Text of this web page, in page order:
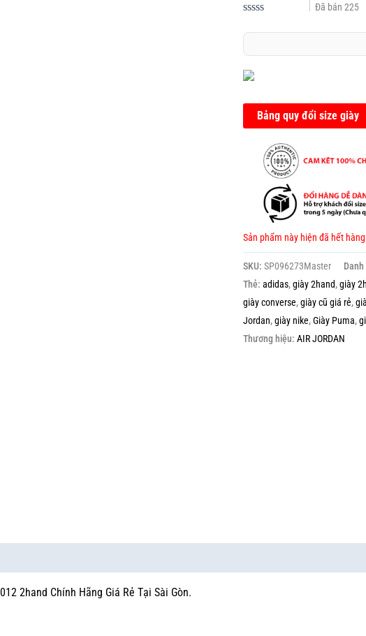
xếp
0.0
5
sao
Đã bán225
Bảng quy đổi size giày
Sản phẩm này hiện đã hết
SKU: SP096273Master
Thẻ: adidas,giày 2hand,giày
giày converse,giày cũ giá rẻ,
Jordan,giày nike,Giày Puma,
Thương hiệu: AIR JORDAN
2hand Chính Hãng Giá Rẻ Tại Sài Gòn.